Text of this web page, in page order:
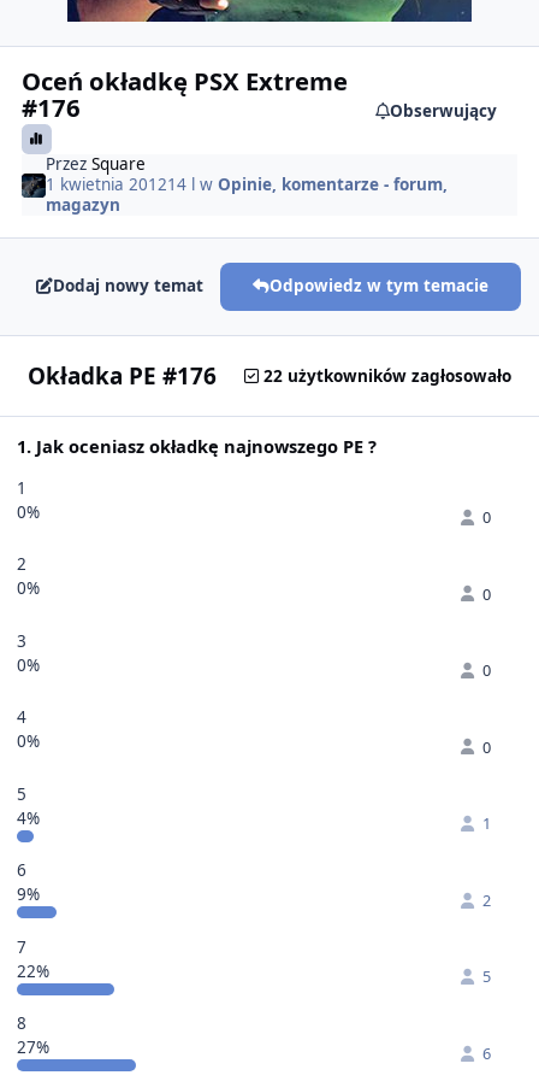
Oceń okładkę PSX Extreme
#176 Obserwujący
Przez Square
1 kwietnia 201214 l w Opinie, komentarze - forum,
magazyn
Dodaj nowy temat Odpowiedz w tym temacie
Okładka PE #176 22 użytkowników zagłosowało
1. Jak oceniasz okładkę najnowszego PE ?
1
0%
0
2
0%
0
3
0%
0
4
0%
0
5
4%
1
6
9%
2
7
22%
5
8
27%
6